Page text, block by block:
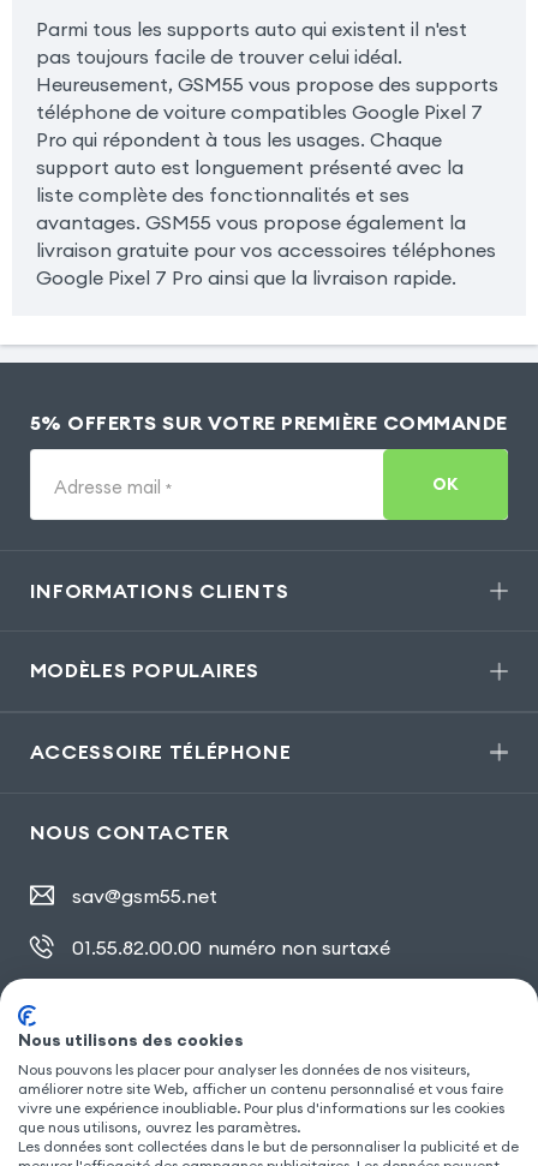
Parmi tous les supports auto qui existent il n'est
pas toujours facile de trouver celui idéal.
Heureusement, GSM55 vous propose des supports
téléphone de voiture compatibles Google Pixel 7
Pro qui répondent à tous les usages. Chaque
support auto est longuement présenté avec la
liste complète des fonctionnalités et ses
avantages. GSM55 vous propose également la
livraison gratuite pour vos accessoires téléphones
Google Pixel 7 Pro ainsi que la livraison rapide.
5% OFFERTS SUR VOTRE PREMIÈRE COMMANDE
Adresse mail * OK
INFORMATIONS CLIENTS
MODÈLES POPULAIRES
ACCESSOIRE TÉLÉPHONE
NOUS CONTACTER
sav@gsm55.net
01.55.82.00.00 numéro non surtaxé
SUIVEZ NOUS
Nous utilisons des cookies
Nous pouvons les placer pour analyser les données de nos visiteurs,
améliorer notre site Web, afficher un contenu personnalisé et vous faire
vivre une expérience inoubliable. Pour plus d'informations sur les cookies
que nous utilisons, ouvrez les paramètres.
Les données sont collectées dans le but de personnaliser la publicité et de